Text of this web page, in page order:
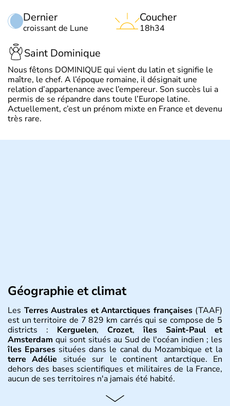
Dernier
croissant de Lune
Coucher
18h34
Saint Dominique
Nous fêtons DOMINIQUE qui vient du latin et signifie le
maître, le chef. A l’époque romaine, il désignait une
relation d’appartenance avec l’empereur. Son succès lui a
permis de se répandre dans toute l’Europe latine.
Actuellement, c’est un prénom mixte en France et devenu
très rare.
Géographie et climat
Les Terres Australes et Antarctiques françaises(TAAF)
est un territoire de 7 829 km carrés qui se compose de 5
districts : Kerguelen, Crozet,îles Saint-Paul et
Amsterdam qui sont situés au Sud de l'océan indien ; les
îles Eparses situées dans le canal du Mozambique et la
terre Adélie située sur le continent antarctique. En
dehors des bases scientifiques et militaires de la France,
aucun de ses territoires n'a jamais été habité.
Histoire et administration